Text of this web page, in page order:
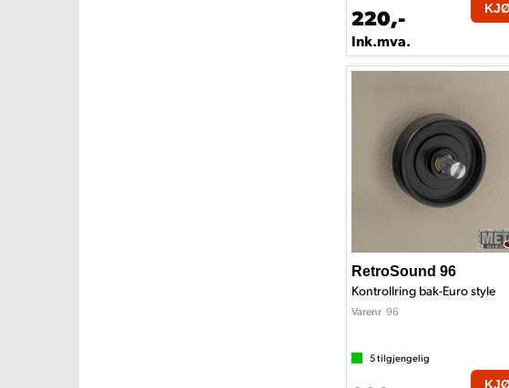
220,-
Ink.mva.
RetroSound 96
Kontrollring bak-Euro style
Varenr 96
5tilgjengelig